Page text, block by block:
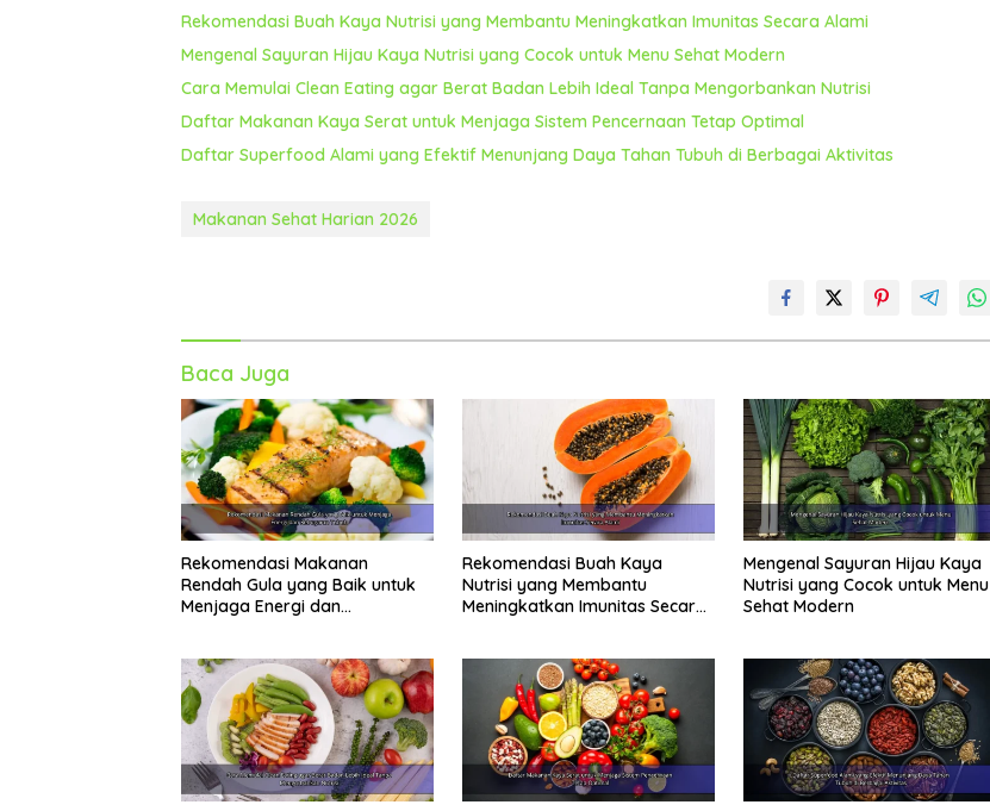
Rekomendasi Buah Kaya Nutrisi yang Membantu Meningkatkan Imunitas Secara Alami
Mengenal Sayuran Hijau Kaya Nutrisi yang Cocok untuk Menu Sehat Modern
Cara Memulai Clean Eating agar Berat Badan Lebih Ideal Tanpa Mengorbankan Nutrisi
Daftar Makanan Kaya Serat untuk Menjaga Sistem Pencernaan Tetap Optimal
Daftar Superfood Alami yang Efektif Menunjang Daya Tahan Tubuh di Berbagai Aktivitas
Makanan Sehat Harian 2026
Baca Juga
Rekomendasi Makanan
Rendah Gula yang Baik untuk
Menjaga Energi dan
Rekomendasi Buah Kaya
Nutrisi yang Membantu
Meningkatkan Imunitas Secara
Mengenal Sayuran Hijau Kaya
Nutrisi yang Cocok untuk Menu
Sehat Modern